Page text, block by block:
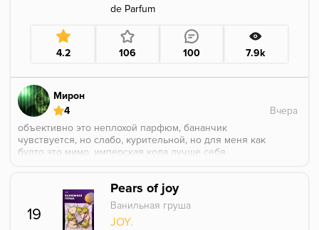
de Parfum
4.2 106 100 7.9k
Мирон
4
объективно это неплохой парфюм, бананчик
чувствуется, но слабо, курительной, но для меня как
будто это мимо, имперская кола лучше себя
19
Pears of joy
Ванильная груша
JOY.